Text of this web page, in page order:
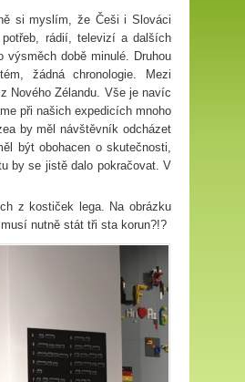
si myslím, že Češi i Slováci
potřeb, rádií, televizí a dalších
době minulé. Druhou
žádná chronologie. Mezi
Nového Zélandu. Vše je navíc
při našich expedicích mnoho
by měl návštěvník odcházet
být obohacen o skutečnosti,
by se jistě dalo pokračovat. V
z kostiček lega. Na obrázku
nutně stát tři sta korun?!?